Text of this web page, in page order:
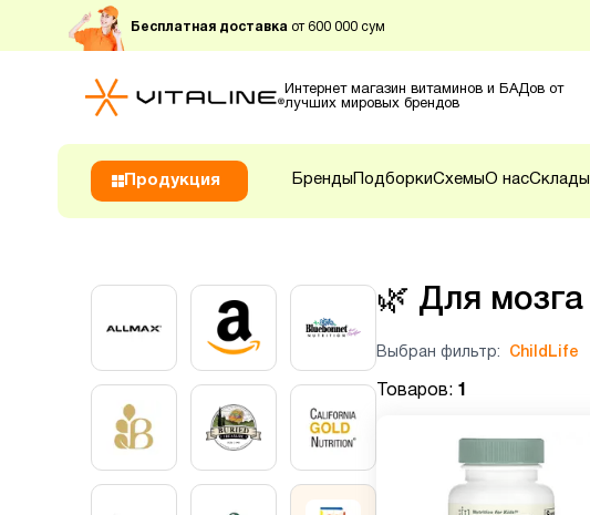
Бесплатная доставка от 600 000 сум
Интернет магазин витаминов и БАДов от
лучших мировых брендов
Продукция Бренды ПодборкиСхемыО насСклады
🌿 Для мозга
Выбран фильтр: ChildLife
Товаров: 1